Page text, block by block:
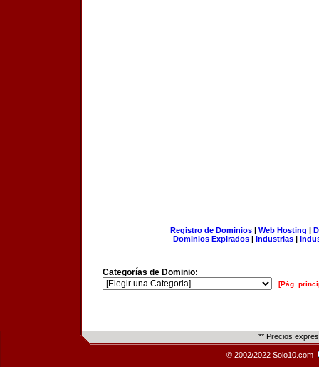
Registro de Dominios| Web Hosting |
Dominios Expirados | Industrias |
Categorías de Dominio:
[Pág.
** Precios
© 2002/2022 Solo10.com